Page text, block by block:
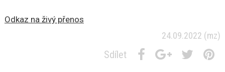
Odkaz na živý přenos
24.09.2022 (mz)
Sdílet